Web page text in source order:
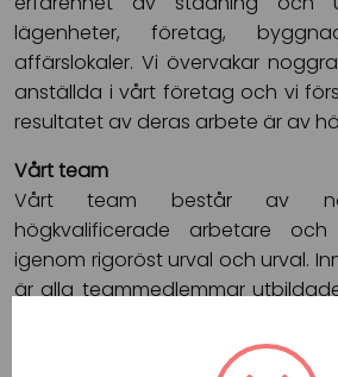
lägenheter, företag,
affärslokaler. Vi övervakar
anställda i vårt företag och vi
resultatet av deras arbete är av
Vårt team
Vårt team består av
högkvalificerade arbetare
igenom rigoröst urval och urval.
är alla teammedlemmar
föreskrivs av vårt företag.